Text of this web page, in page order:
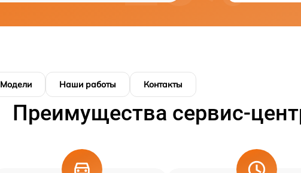
Модели Наши работы Контакты
Преимущества сервис-